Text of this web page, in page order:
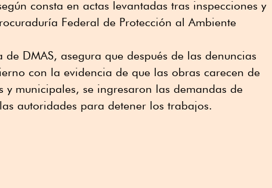
consta en actas levantadas tras inspecciones y
Federal de Protección al Ambiente
DMAS, asegura que después de las denuncias
con la evidencia de que las obras carecen de
y municipales, se ingresaron las demandas de
autoridades para detener los trabajos.